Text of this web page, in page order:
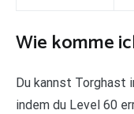
Wie komme
Du kannst Torghast
indem du Level 60